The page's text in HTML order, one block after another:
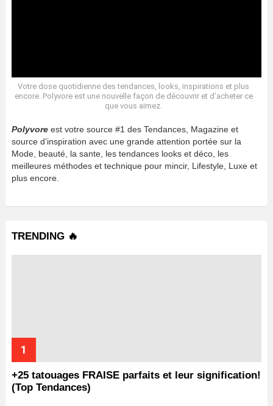
Votre dose quotidienne des tendances, looks, inspirations et plus
encore. Polyvore est une nouvelle façon de découvrir et d’acheter ce
que vous aimez.
Polyvore est votre source #1 des Tendances, Magazine et
source d’inspiration avec une grande attention portée sur la
Mode, beauté, la sante, les tendances looks et déco, les
meilleures méthodes et technique pour mincir, Lifestyle, Luxe et
plus encore.
TRENDING 🔥
+25 tatouages ​​FRAISE parfaits et leur signification!
(Top Tendances)